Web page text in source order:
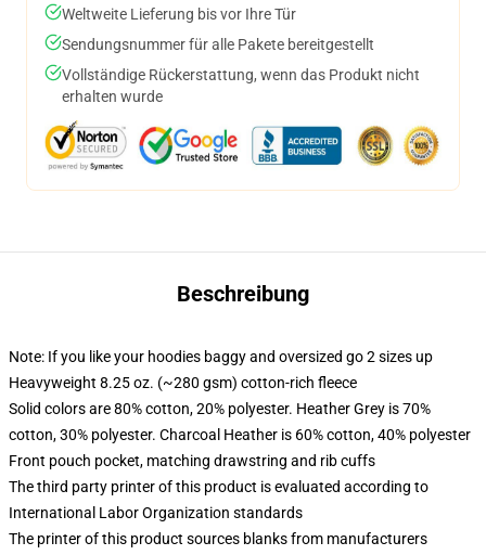
Weltweite Lieferung bis vor Ihre Tür
Sendungsnummer für alle Pakete bereitgestellt
Vollständige Rückerstattung, wenn das Produkt nicht
erhalten wurde
Beschreibung
Note: If you like your hoodies baggy and oversized go 2 sizes up
Heavyweight 8.25 oz. (~280 gsm) cotton-rich fleece
Solid colors are 80% cotton, 20% polyester. Heather Grey is 70%
cotton, 30% polyester. Charcoal Heather is 60% cotton, 40% polyester
Front pouch pocket, matching drawstring and rib cuffs
The third party printer of this product is evaluated according to
International Labor Organization standards
The printer of this product sources blanks from manufacturers